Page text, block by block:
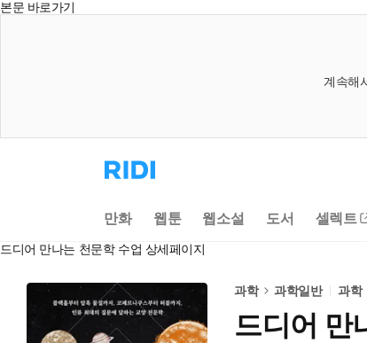
본문 바로가기
계속해
리
디
으
로
동
만화 웹툰 웹소설 도서 셀렉트
드디어 만나는 천문학 수업 상세페이지
과학 과학일반 과학
드디어 만